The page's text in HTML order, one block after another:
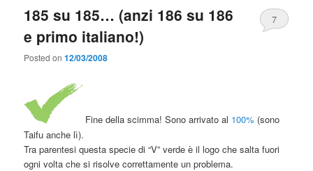
185 su 185… (anzi 186 su 186
e primo italiano!)
Posted on12/03/2008
7
Fine della scimma! Sono arrivato al 100% (sono
Taifu anche lì).
Tra parentesi questa specie di “V” verde è il logo che salta fuori
ogni volta che si risolve correttamente un problema.